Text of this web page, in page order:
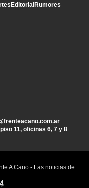
EditorialRumores
11, oficinas 6, 7 y 8
A Cano - Las noticias de